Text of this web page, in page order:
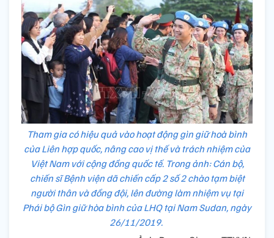
Tham gia có hiệu quả vào hoạt động gìn giữ hoà bình
của Liên hợp quốc, nâng cao vị thế và trách nhiệm của
Việt Nam với cộng đồng quốc tế. Trong ảnh: Cán bộ,
chiến sĩ Bệnh viện dã chiến cấp 2 số 2 chào tạm biệt
người thân và đồng đội, lên đường làm nhiệm vụ tại
Phái bộ Gìn giữ hòa bình của LHQ tại Nam Sudan, ngày
26/11/2019.